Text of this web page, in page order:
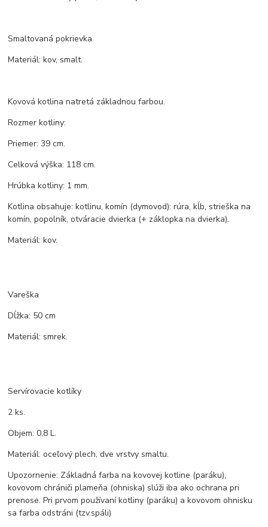
Smaltovaná pokrievka
Materiál: kov, smalt.
Kovová kotlina natretá základnou farbou.
Rozmer kotliny:
Priemer: 39 cm.
Celková výška: 118 cm.
Hrúbka kotliny: 1 mm.
Kotlina obsahuje: kotlinu, komín (dymovod): rúra, kĺb, strieška na
komín, popolník, otváracie dvierka (+ záklopka na dvierka).
Materiál: kov.
Vareška
Dĺžka: 50 cm
Materiál: smrek.
Servírovacie kotlíky
2 ks.
Objem: 0,8 L.
Materiál: oceľový plech, dve vrstvy smaltu.
Upozornenie: Základná farba na kovovej kotline (paráku),
kovovom chrániči plameňa (ohniska) slúži iba ako ochrana pri
prenose. Pri prvom používaní kotliny (paráku) a kovovom ohnisku
sa farba odstráni (tzv.spáli)